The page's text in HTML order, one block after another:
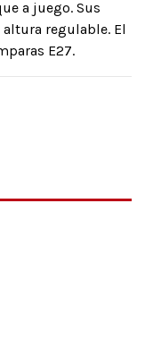
a juego. Sus
altura regulable. El
E27.